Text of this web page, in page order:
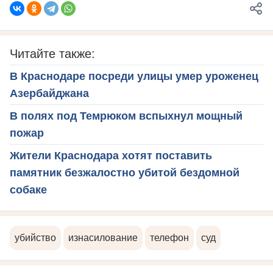
Читайте также:
В Краснодаре посреди улицы умер уроженец
Азербайджана
В полях под Темрюком вспыхнул мощный
пожар
Жители Краснодара хотят поставить
памятник безжалостно убитой бездомной
собаке
убийство изнасилование телефон суд